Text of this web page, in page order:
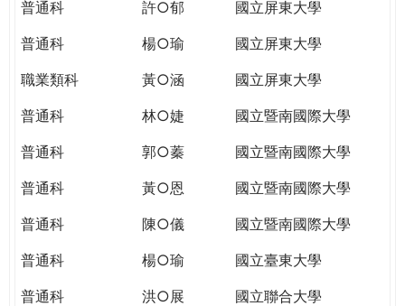
普通科
許○郁
國立屏東大學
普通科
楊○瑜
國立屏東大學
職業類科
黃○涵
國立屏東大學
普通科
林○婕
國立暨南國際大學
普通科
郭○蓁
國立暨南國際大學
普通科
黃○恩
國立暨南國際大學
普通科
陳○儀
國立暨南國際大學
普通科
楊○瑜
國立臺東大學
普通科
洪○展
國立聯合大學